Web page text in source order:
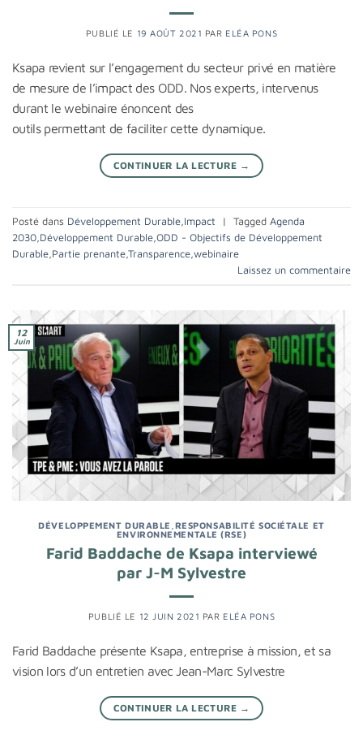
PUBLIÉ LE 19 AOÛT 2021 PAR ELÉA PONS
Ksapa revient sur l’engagement du secteur privé en matière
de mesure de l’impact des ODD. Nos experts, intervenus
durant le webinaire énoncent des
outils permettant de faciliter cette dynamique.
CONTINUER LA LECTURE →
Posté dans Développement Durable Impact | Tagged Agenda
2030 Développement Durable ODD - Objectifs de Développement
Durable Partie prenante Transparence webinaire
Laissez un commentaire
12
Juin
DÉVELOPPEMENT DURABLE RESPONSABILITÉ SOCIÉTALE ET
ENVIRONNEMENTALE (RSE)
Farid Baddache de Ksapa interviewé
par J-M Sylvestre
PUBLIÉ LE 12 JUIN 2021 PAR ELÉA PONS
Farid Baddache présente Ksapa, entreprise à mission, et sa
vision lors d’un entretien avec Jean-Marc Sylvestre
CONTINUER LA LECTURE →